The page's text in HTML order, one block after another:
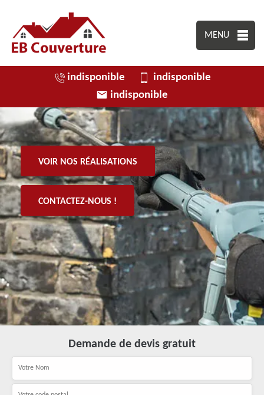
MENU
indisponible
indisponible
indisponible
VOIR NOS RÉALISATIONS
CONTACTEZ-NOUS !
Demande de devis gratuit